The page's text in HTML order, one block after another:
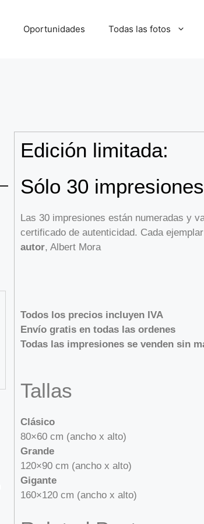
Oportunidades Todas las fotos
Edición limitada:
Sólo 30
Las 30 impresiones están numeradas y
certificado de autenticidad. Cada
autor, Albert Mora
Todos los precios incluyen IVA
Envío gratis en todas las ordenes
Todas las impresiones se venden sin
Tallas
Clásico
80×60 cm (ancho x alto)
Grande
120×90 cm (ancho x alto)
Gigante
160×120 cm (ancho x alto)